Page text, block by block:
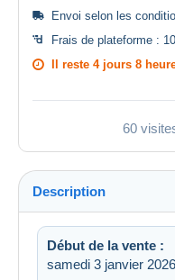
Envoi selon les
Frais de plateforme :
Il reste 4 jours 8
60
Description
Début de la vente :
samedi 3 janvier